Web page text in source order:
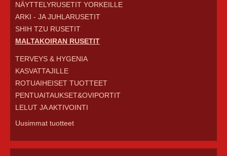
NÄYTTELYRUSETIT YORKEILLE
ARKI - JA JUHLARUSETIT
SHIH TZU RUSETIT
MALTAKOIRAN RUSETIT
TERVEYS & HYGENIA
KASVATTAJILLE
ROTUAIHEISET TUOTTEET
PENTUAITAUKSET&OVIPORTIT
LELUT JA AKTIVOINTI
Uusimmat tuotteet